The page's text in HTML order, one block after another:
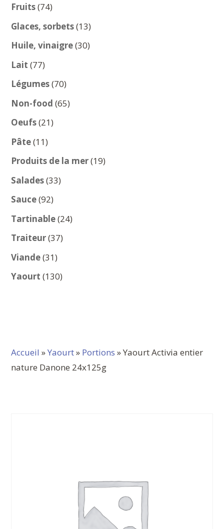
Fruits 7474
produits
Glaces, sorbets 1313
produits
Huile, vinaigre 3030
Lait 7777
produits
Légumes 7070
produits
Non-food 6565
Oeufs 2121
Pâte 1111
produits
Produits de la mer 1919
Salades 3333
Sauce 9292
produits
Tartinable 2424
Traiteur 3737
Viande 3131
produits
Yaourt 130130
Accueil »Yaourt» Portions » Yaourt Activia entier
nature Danone 24x125g